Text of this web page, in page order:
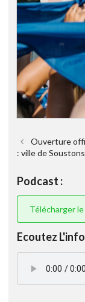
Ouverture
: ville de Soustons
Podcast :
Télécharger
Ecoutez